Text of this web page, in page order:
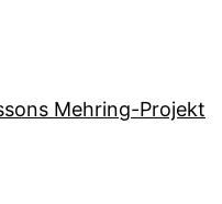
Mehring-Projekt